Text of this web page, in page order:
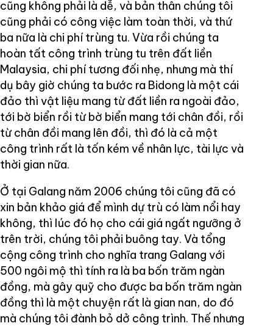
cũng không phải là dễ, và bản thân chúng tôi
cũng phải có công việc làm toàn thời, và thứ
ba nữa là chi phí trùng tu. Vừa rồi chúng ta
hoàn tất công trình trùng tu trên đất liền
Malaysia, chi phí tương đối nhẹ, nhưng mà thí
dụ bây giờ chúng ta bước ra Bidong là một cái
đảo thì vật liệu mang từ đất liền ra ngoài đảo,
tới bờ biển rồi từ bờ biển mang tới chân đồi, rồi
từ chân đồi mang lên đồi, thì đó là cả một
công trình rất là tốn kém về nhân lực, tài lực và
thời gian nữa.
Ở tại Galang năm 2006 chúng tôi cũng đã có
xin bản khảo giá để mình dự trù có làm nổi hay
không, thì lúc đó họ cho cái giá ngất ngưỡng ở
trên trời, chúng tôi phải buông tay. Và tổng
cộng công trình cho nghĩa trang Galang với
500 ngôi mộ thì tính ra là ba bốn trăm ngàn
đồng, mà gây quỹ cho được ba bốn trăm ngàn
đồng thì là một chuyện rất là gian nan, do đó
mà chúng tôi đành bỏ dở công trình. Thế nhưng